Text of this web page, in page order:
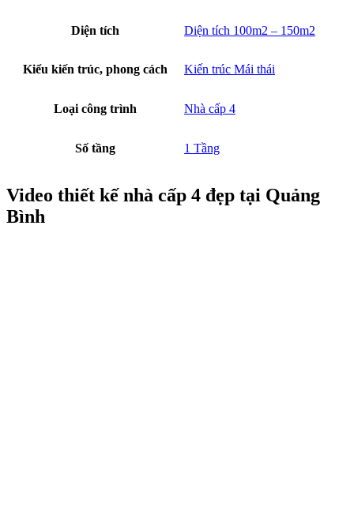
Diện tích Diện tích 100m2 – 150m2
Kiểu kiến trúc, phong cách Kiến trúc Mái thái
Loại công trình Nhà cấp 4
Số tầng 1 Tầng
Video thiết kế nhà cấp 4 đẹp tại Quảng
Bình